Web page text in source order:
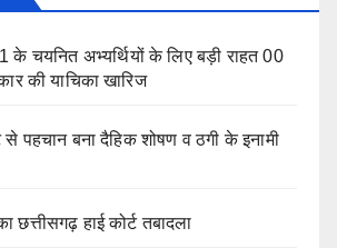
के चयनित अभ्यर्थियों के लिए बड़ी राहत 00
की याचिका खारिज
से पहचान बना दैहिक शोषण व ठगी के इनामी
छत्तीसगढ़ हाई कोर्ट तबादला